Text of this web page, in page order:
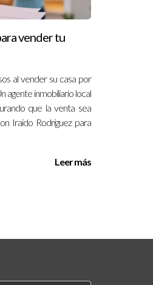
vender tu
al vender su casa por
agente inmobiliario local
que la venta sea
Iraido Rodriguez para
Leer más